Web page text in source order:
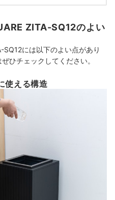
ZITA-SQ12のよい
には以下のよい点があり
ひチェックしてください。
使える構造